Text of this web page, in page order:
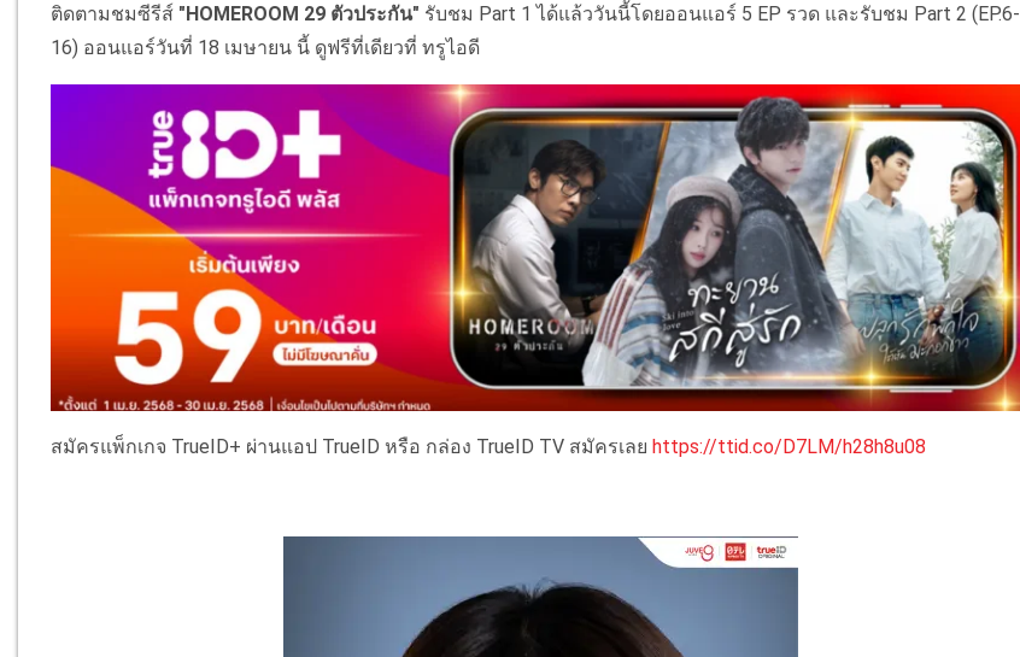
ติดตามชมซีรีส์ "HOMEROOM 29 ตัวประกัน" รับชม Part 1 ได้แล้ววันนี้โดยออนแอร์ 5 EP รวด และรับชม Part 2 (EP.6-
16) ออนแอร์วันที่ 18 เมษายน นี้ ดูฟรีที่เดียวที่ ทรูไอดี
สมัครแพ็กเกจ TrueID+ ผ่านแอป TrueID หรือ กล่อง TrueID TV สมัครเลยhttps://ttid.co/D7LM/h28h8u08